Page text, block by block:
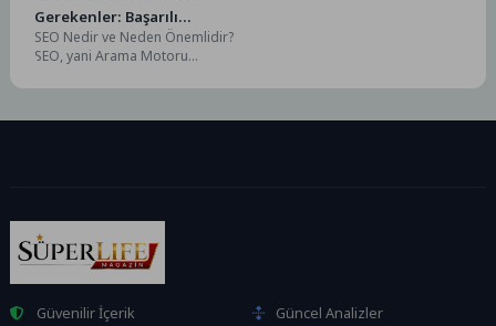
Gerekenler: Başarılı
Olmanın Püf Noktaları
SEO Nedir ve Neden Önemlidir?
SEO, yani Arama Motoru
arama motorlarında daha...
Güvenilir İçerik
Güncel Analizler